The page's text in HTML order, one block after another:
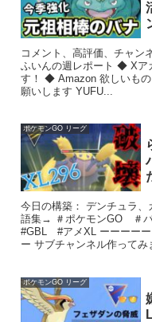
コメント、高評価、チャ
ふいんの週レポート ◆ Xア
す！ ◆ Amazon 欲しいも
願いします YUFU...
ポケモンGO リーグ
今日の構築： デンチュラ
語集→ ＃ポケモンGO ＃
#GBL #アメXL ーーーーー
ー サブチャンネル作ってみ
ポケモンGO リーグ